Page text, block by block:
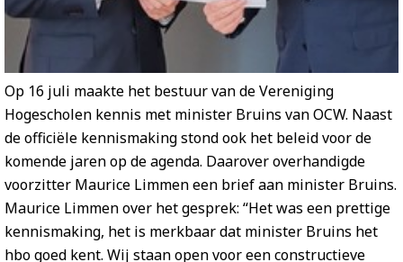
Op 16 juli maakte het bestuur van de Vereniging
Hogescholen kennis met minister Bruins van OCW. Naast
de officiële kennismaking stond ook het beleid voor de
komende jaren op de agenda. Daarover overhandigde
voorzitter Maurice Limmen een brief aan minister Bruins.
Maurice Limmen over het gesprek: “Het was een prettige
kennismaking, het is merkbaar dat minister Bruins het
hbo goed kent. Wij staan open voor een constructieve